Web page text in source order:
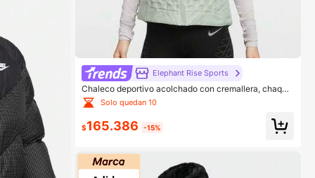
Elephant Rise Sports
Chaleco deportivo acolchado con cremallera, chaque
ta de plumas
Solo quedan 10
$165.386 -15%